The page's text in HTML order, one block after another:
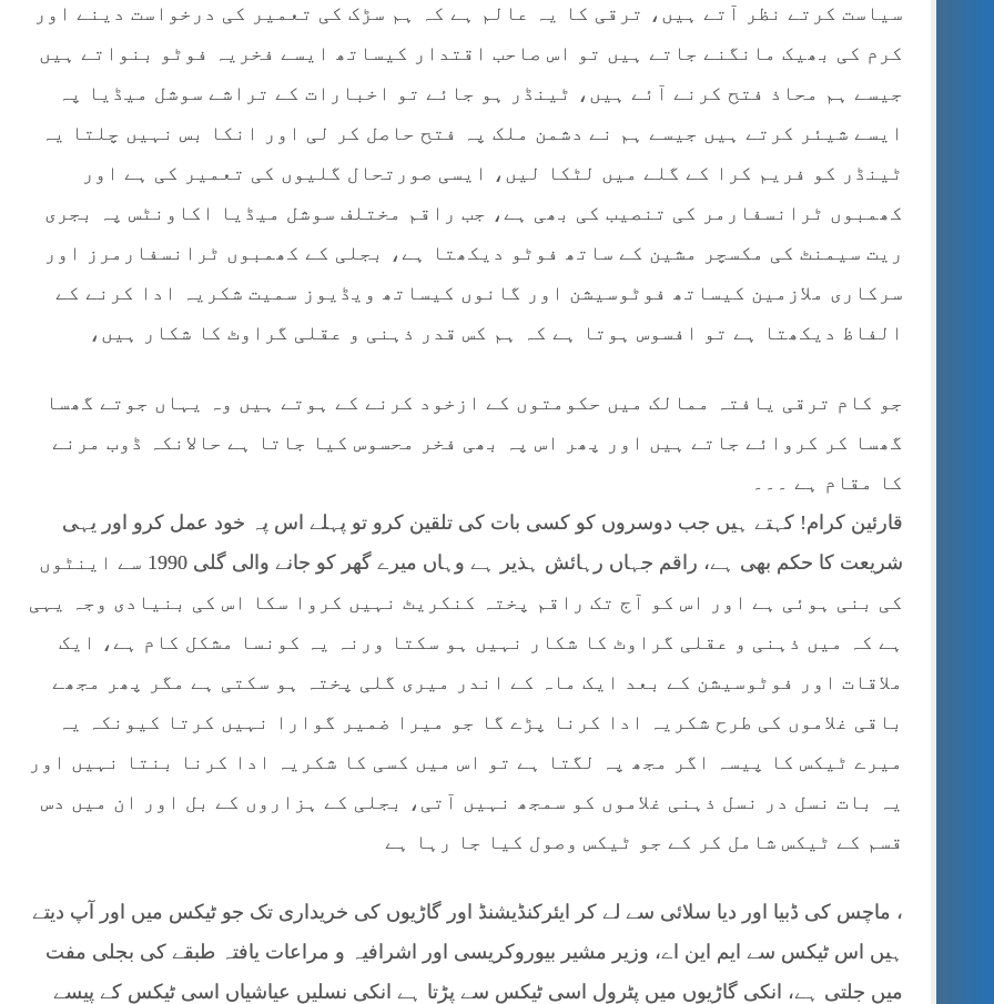
سیاست کرتے نظر آتے ہیں، ترقی کا یہ عالم ہے کہ ہم سڑک کی تعمیر کی درخواست دینے اور
کرم کی بھیک مانگنے جاتے ہیں تو اس صاحب اقتدار کیساتھ ایسے فخریہ فوٹو بنواتے ہیں
جیسے ہم محاذ فتح کرنے آئے ہیں، ٹینڈر ہو جائے تو اخبارات کے تراشے سوشل میڈیا پہ
ایسے شیئر کرتے ہیں جیسے ہم نے دشمن ملک پہ فتح حاصل کر لی اور انکا بس نہیں چلتا یہ
ٹینڈر کو فریم کرا کے گلے میں لٹکا لیں، ایسی صورتحال گلیوں کی تعمیر کی ہے اور
کھمبوں ٹرانسفارمر کی تنصیب کی بھی ہے، جب راقم مختلف سوشل میڈیا اکاونٹس پہ بجری
ریت سیمنٹ کی مکسچر مشین کے ساتھ فوٹو دیکھتا ہے، بجلی کے کھمبوں ٹرانسفارمرز اور
سرکاری ملازمین کیساتھ فوٹوسیشن اور گانوں کیساتھ ویڈیوز سمیت شکریہ ادا کرنے کے
الفاظ دیکھتا ہے تو افسوس ہوتا ہے کہ ہم کس قدر ذہنی و عقلی گراوٹ کا شکار ہیں،
جو کام ترقی یافتہ ممالک میں حکومتوں کے ازخود کرنے کے ہوتے ہیں وہ یہاں جوتے گھسا
گھسا کر کروائے جاتے ہیں اور پھر اس پہ بھی فخر محسوس کیا جاتا ہے حالانکہ ڈوب مرنے
کا مقام ہے ۔۔۔
قارئین کرام! کہتے ہیں جب دوسروں کو کسی بات کی تلقین کرو تو پہلے اس پہ خود عمل کرو اور یہی
شریعت کا حکم بھی ہے، راقم جہاں رہائش ہذیر ہے وہاں میرے گھر کو جانے والی گلی 1990 سے اینٹوں
کی بنی ہوئی ہے اور اس کو آج تک راقم پختہ کنکریٹ نہیں کروا سکا اس کی بنیادی وجہ یہی
ہے کہ میں ذہنی و عقلی گراوٹ کا شکار نہیں ہو سکتا ورنہ یہ کونسا مشکل کام ہے، ایک
ملاقات اور فوٹوسیشن کے بعد ایک ماہ کے اندر میری گلی پختہ ہو سکتی ہے مگر پھر مجھے
باقی غلاموں کی طرح شکریہ ادا کرنا پڑے گا جو میرا ضمیر گوارا نہیں کرتا کیونکہ یہ
میرے ٹیکس کا پیسہ اگر مجھ پہ لگتا ہے تو اس میں کسی کا شکریہ ادا کرنا بنتا نہیں اور
یہ بات نسل در نسل ذہنی غلاموں کو سمجھ نہیں آتی، بجلی کے ہزاروں کے بل اور ان میں دس
قسم کے ٹیکس شامل کر کے جو ٹیکس وصول کیا جا رہا ہے
، ماچس کی ڈبیا اور دیا سلائی سے لے کر ایئرکنڈیشنڈ اور گاڑیوں کی خریداری تک جو ٹیکس میں اور آپ دیتے
ہیں اس ٹیکس سے ایم این اے، وزیر مشیر بیوروکریسی اور اشرافیہ و مراعات یافتہ طبقے کی بجلی مفت
میں جلتی ہے، انکی گاڑیوں میں پٹرول اسی ٹیکس سے پڑتا ہے انکی نسلیں عیاشیاں اسی ٹیکس کے پیسے